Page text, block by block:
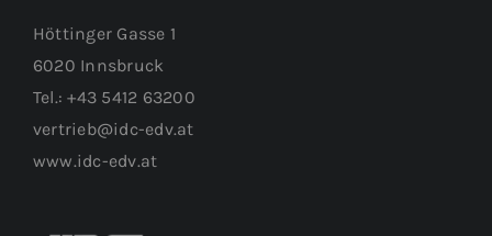
Höttinger Gasse 1
6020 Innsbruck
Tel.: +43 5412 63200
vertrieb@idc-edv.at
www.idc-edv.at